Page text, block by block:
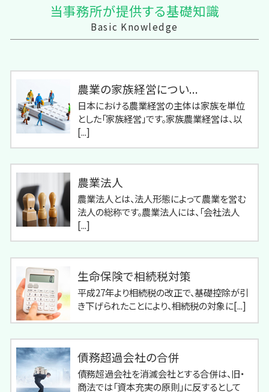
当事務所が提供する基礎知識
Basic Knowledge
農業の家族経営につい...
日本における農業経営の主体は家族を単位
とした「家族経営」です。家族農業経営は、以
[...]
農業法人
農業法人とは、法人形態によって農業を営む
法人の総称です。農業法人には、「会社法人
[...]
生命保険で相続税対策
平成27年より相続税の改正で、基礎控除が引
き下げられたことにより、相続税の対象に[...]
債務超過会社の合併
債務超過会社を消滅会社とする合併は、旧・
商法では「資本充実の原則」に反するとして